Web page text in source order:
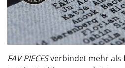
FAV PIECESverbindet mehr als